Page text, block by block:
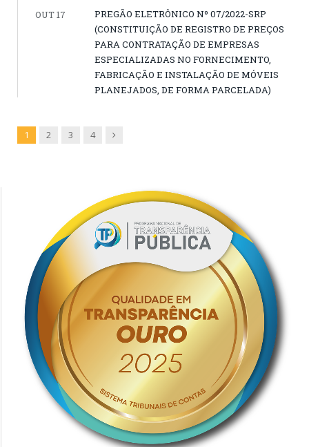
OUT 17
PREGÃO ELETRÔNICO Nº 07/2022-SRP
(CONSTITUIÇÃO DE REGISTRO DE PREÇOS
PARA CONTRATAÇÃO DE EMPRESAS
ESPECIALIZADAS NO FORNECIMENTO,
FABRICAÇÃO E INSTALAÇÃO DE MÓVEIS
PLANEJADOS, DE FORMA PARCELADA)
1 2 3 4 Next